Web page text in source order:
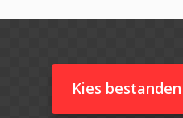
Kies bestanden